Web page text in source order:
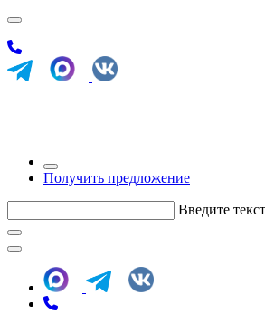
Получить предложение
Введите текст